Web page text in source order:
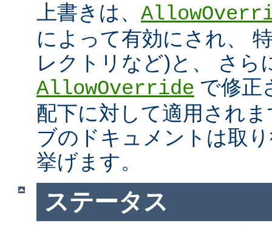
上書きは、
によって有効にされ、
レクトリなど)と、 さら
AllowOverride で修正
配下に対して適用され
ブのドキュメントは取
挙げます。
ステータス